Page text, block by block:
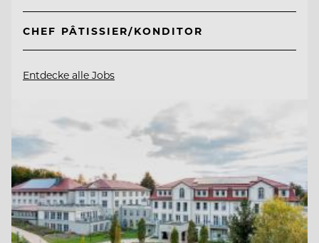
CHEF PÂTISSIER/KONDITOR
Entdecke alle Jobs